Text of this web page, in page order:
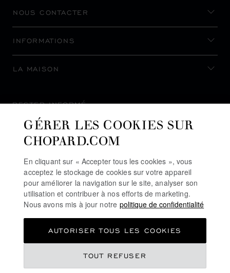
NOUS CONTACTER
INFORMATIONS
LA MAISON
RESTER INFORMÉ
S’INSCRIRE À LA NEWSLETTER
POLITIQUE DES COOKIES
GÉRER LES COOKIES SUR
CHOPARD.COM
En cliquant sur « Accepter tous les cookies », vous
acceptez le stockage de cookies sur votre appareil
pour améliorer la navigation sur le site, analyser son
utilisation et contribuer à nos efforts de marketing.
Nous avons mis à jour notre politique de confidentialité
TOUT REFUSER
AUTORISER TOUS LES COOKIES